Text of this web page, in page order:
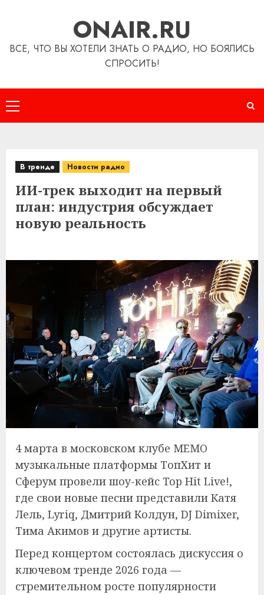
ONAIR.RU
ВСЕ, ЧТО ВЫ ХОТЕЛИ ЗНАТЬ О РАДИО, НО БОЯЛИСЬ
СПРОСИТЬ!
Основное
меню
В тренде Новости радио
ИИ-трек выходит на первый
план: индустрия обсуждает
новую реальность
4 марта в московском клубе MEMO
музыкальные платформы ТопХит и
Сферум провели шоу-кейс Top Hit Live!,
где свои новые песни представили Катя
Лель, Lyriq, Дмитрий Колдун, DJ Dimixer,
Тима Акимов и другие артисты.
Перед концертом состоялась дискуссия о
ключевом тренде 2026 года —
стремительном росте популярности